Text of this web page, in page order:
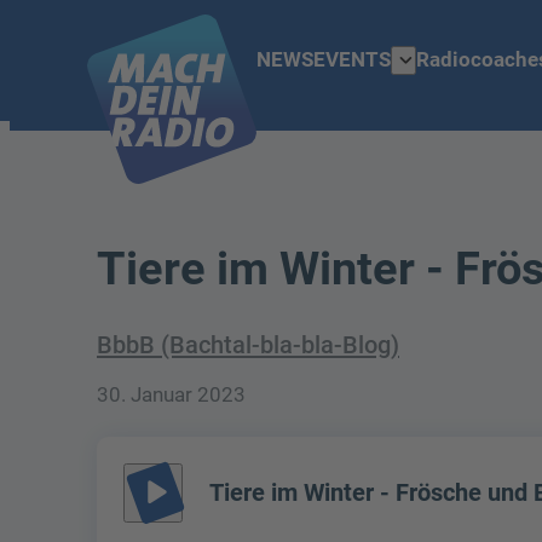
NEWSEVENTS expand_more
Tiere im Winter -
BbbB (Bachtal-bla-bla-Blog)
30. Januar 2023
play_arrow Tiere im Winter - Frösche und